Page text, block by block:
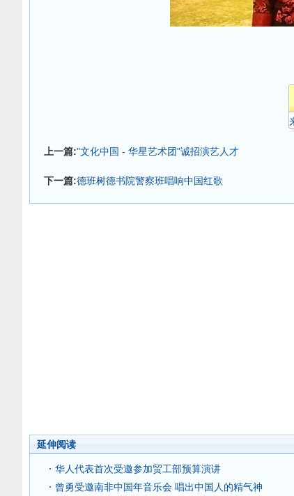
上一篇:"文化中国 - 华星艺术团"诚招演艺人才
下一篇:德班树德书院警察班唱响中国红歌
延伸阅读
华人代表首次受邀参加贸工部预算演讲
曾勇受邀南非中国年音乐会 唱出中国人的精气神